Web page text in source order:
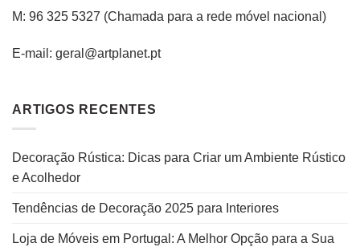
M: 96 325 5327 (Chamada para a rede móvel nacional )
E-mail: geral@artplanet.pt
ARTIGOS RECENTES
Decoração Rústica: Dicas para Criar um Ambiente Rústico
e Acolhedor
Tendências de Decoração 2025 para Interiores
Loja de Móveis em Portugal: A Melhor Opção para a Sua